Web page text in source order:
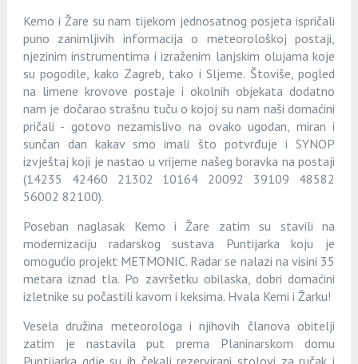
Kemo i Žare su nam tijekom jednosatnog posjeta ispričali
puno zanimljivih informacija o meteorološkoj postaji,
njezinim instrumentima i izraženim lanjskim olujama koje
su pogodile, kako Zagreb, tako i Sljeme. Štoviše, pogled
na limene krovove postaje i okolnih objekata dodatno
nam je dočarao strašnu tuču o kojoj su nam naši domaćini
pričali - gotovo nezamislivo na ovako ugodan, miran i
sunčan dan kakav smo imali što potvrđuje i SYNOP
izvještaj koji je nastao u vrijeme našeg boravka na postaji
(14235 42460 21302 10164 20092 39109 48582
56002 82100).
Poseban naglasak Kemo i Žare zatim su stavili na
modernizaciju radarskog sustava Puntijarka koju je
omogućio projekt METMONIC. Radar se nalazi na visini 35
metara iznad tla. Po završetku obilaska, dobri domaćini
izletnike su počastili kavom i keksima. Hvala Kemi i Žarku!
Vesela družina meteorologa i njihovih članova obitelji
zatim je nastavila put prema Planinarskom domu
Puntijarka gdje su ih čekali rezervirani stolovi za ručak i